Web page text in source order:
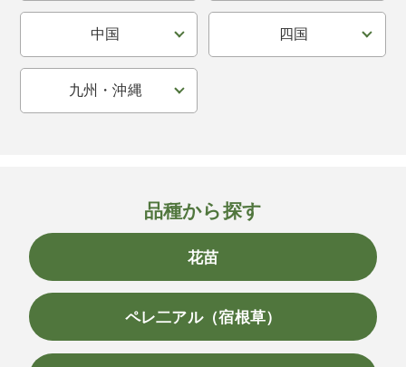
中国 四国
九州・沖縄
品種から探す
花苗
ペレ二アル（宿根草）